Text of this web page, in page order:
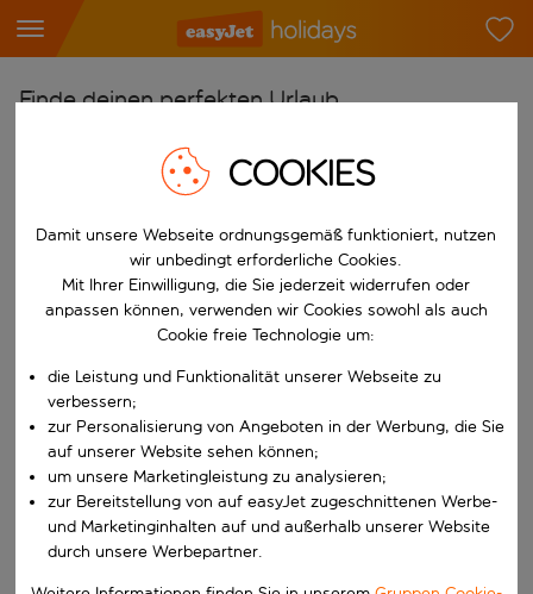
Finde deinen perfekten Urlaub
Beginne mit der Eingabe für die automatische
Flughafen wählen
Beginne mit der Eingabe für die automatische
Reiseziel wählen
Nach
Wähle ein Ab- und Rückflugdatum aus.
Reisezeitraum wählen
Wann
Wer
Suchen
COOKIES
Damit unsere Webseite ordnungsgemäß funktioniert, nutzen
wir unbedingt erforderliche Cookies.
Mit Ihrer Einwilligung, die Sie jederzeit widerrufen oder
anpassen können, verwenden wir Cookies sowohl als auch
Cookie freie Technologie um:
die Leistung und Funktionalität unserer Webseite zu
verbessern;
zur Personalisierung von Angeboten in der Werbung, die Sie
auf unserer Website sehen können;
um unsere Marketingleistung zu analysieren;
zur Bereitstellung von auf easyJet zugeschnittenen Werbe-
und Marketinginhalten auf und außerhalb unserer Website
durch unsere Werbepartner.